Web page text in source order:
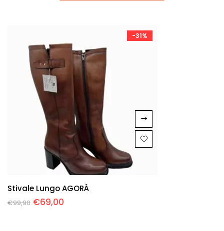
-31%
Stivale Lungo AGORÀ
€99,90 €69,00